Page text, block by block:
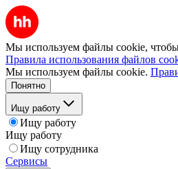
Мы используем файлы cookie, чтобы
Правила использования файлов
Мы используем файлы cookie.
Понятно
Ищу работу
Ищу работу
Ищу работу
Ищу сотрудника
Сервисы